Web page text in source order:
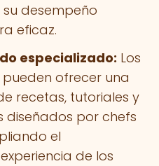
desempeño
eficaz.
especializado: Los
ofrecer una
recetas, tutoriales y
diseñados por chefs
el
de los